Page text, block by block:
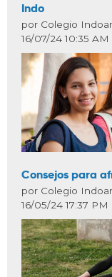
Indo
por Colegio
16/07/24 10:35 AM
Consejos para
por Colegio
16/05/24 17:37 PM